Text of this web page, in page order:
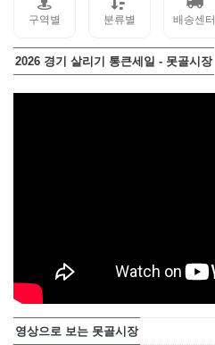
구역별 분류별 배송센터
2026 경기 살리기 통큰세일 - 못골시장
영상으로 보는 못골시장